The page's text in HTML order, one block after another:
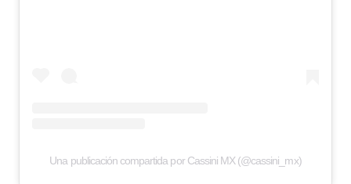
Una publicación compartida por Cassini MX (@cassini_mx)